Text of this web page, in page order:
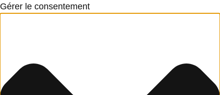
Gérer le consentement